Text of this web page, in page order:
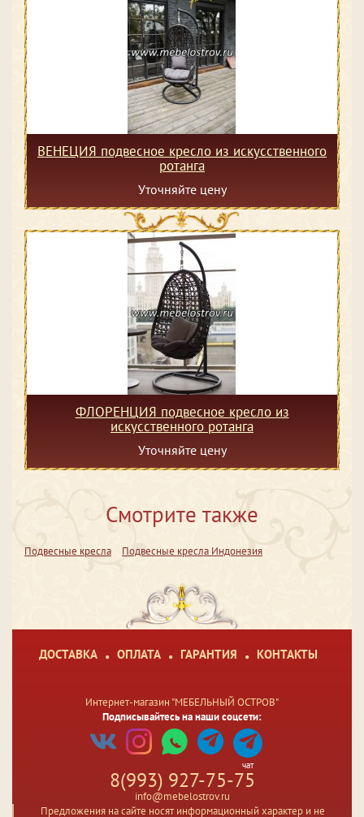
ВЕНЕЦИЯ подвесное кресло из искусственного
ротанга
Уточняйте цену
ФЛОРЕНЦИЯ подвесное кресло из
искусственного ротанга
Уточняйте цену
Смотрите также
Подвесные кресла Подвесные кресла Индонезия
ДОСТАВКА ОПЛАТА ГАРАНТИЯ КОНТАКТЫ
Интернет-магазин "МЕБЕЛЬНЫЙ ОСТРОВ"
Подписывайтесь на наши соцсети:
чат
8(993) 927-75-75
info@mebelostrov.ru
Предложения на сайте носят информационный характер и не